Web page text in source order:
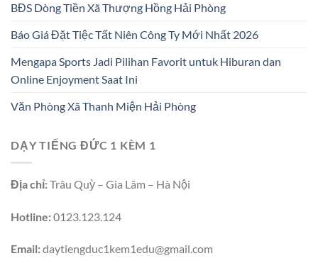
BĐS Dòng Tiền Xã Thượng Hồng Hải Phòng
Báo Giá Đặt Tiệc Tất Niên Công Ty Mới Nhất 2026
Mengapa Sports Jadi Pilihan Favorit untuk Hiburan dan
Online Enjoyment Saat Ini
Văn Phòng Xã Thanh Miện Hải Phòng
DẠY TIẾNG ĐỨC 1 KÈM 1
Địa chỉ:Trâu Quỳ – Gia Lâm – Hà Nội
Hotline:0123.123.124
Email:daytiengduc1kem1edu@gmail.com